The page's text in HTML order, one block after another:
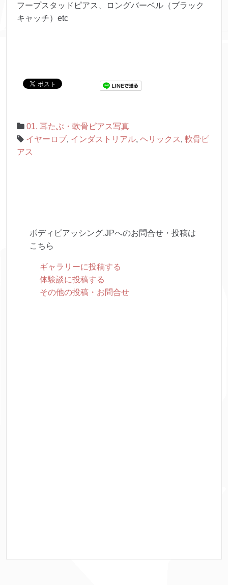
フープスタッドピアス、ロングバーベル（ブラック
キャッチ）etc
01. 耳たぶ・軟骨ピアス写真
イヤーロブ, インダストリアル, ヘリックス , 軟骨ピ
アス
ボディピアッシング.JPへのお問合せ・投稿は
こちら
ギャラリーに投稿する
体験談に投稿する
その他の投稿・お問合せ